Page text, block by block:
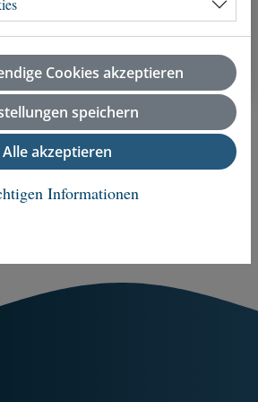
85,00 €
In den Warenkorb legen
Cookies akzeptieren
speichern
Alle akzeptieren
Informationen